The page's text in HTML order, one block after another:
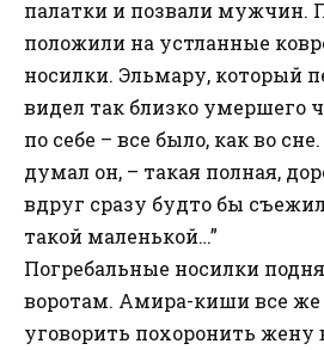
палатки и позвали мужчин.
положили на устланные
носилки. Эльмару, который
видел так близко умершего
по себе – все было, как во
думал он, – такая полная,
вдруг сразу будто бы
такой маленькой…”
Погребальные носилки
воротам. Амира-киши все же
уговорить похоронить жену